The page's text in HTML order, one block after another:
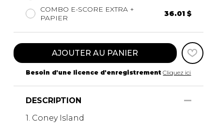
COMBO E-SCORE EXTRA +
PAPIER
36.01 $
AJOUTER AU PANIER
Besoin d'une licence d'enregistrement Cliquez ici
DESCRIPTION
1. Coney Island